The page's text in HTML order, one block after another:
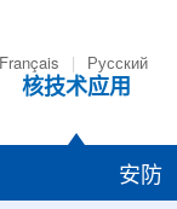
Français Русский
核技术应用
安防